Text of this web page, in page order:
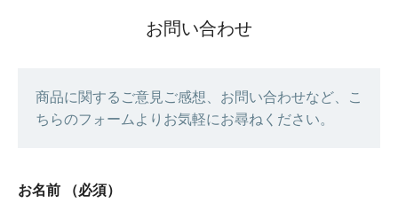
お問い合わせ
商品に関するご意見ご感想、お問い合わせなど、こ
ちらのフォームよりお気軽にお尋ねください。
お名前 （必須）